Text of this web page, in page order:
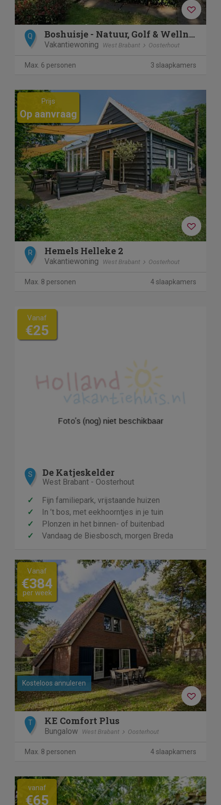
Q Boshuisje - Natuur, Golf & Wellness
Vakantiewoning West Brabant Oosterhout
Max. 6 personen 3 slaapkamers
Previous
Prijs
Op aanvraag
R Hemels Helleke 2
Vakantiewoning West Brabant Oosterhout
Max. 8 personen 4 slaapkamers
Vanaf
€25
S De Katjeskelder
West Brabant - Oosterhout
✓
Fijn familiepark, vrijstaande huizen
✓
In ’t bos, met eekhoorntjes in je tuin
✓
Plonzen in het binnen- of buitenbad
✓
Vandaag de Biesbosch, morgen Breda
Previous Next
Kosteloos annuleren
Vanaf
€384
per week
T KE Comfort Plus
Bungalow West Brabant Oosterhout
Max. 8 personen 4 slaapkamers
vanaf
€65